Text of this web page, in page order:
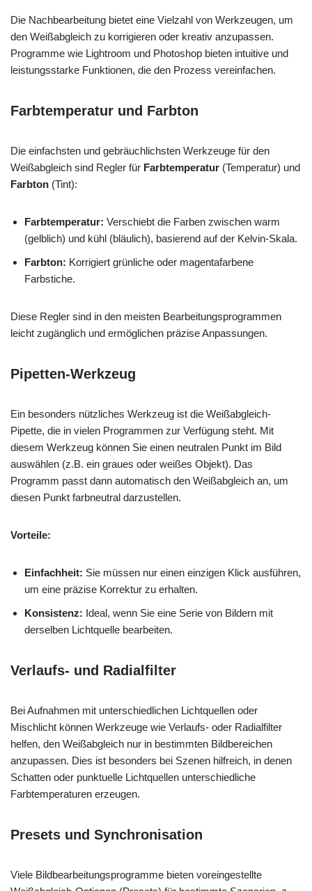
Die Nachbearbeitung bietet eine Vielzahl von Werkzeugen, um
den Weißabgleich zu korrigieren oder kreativ anzupassen.
Programme wie Lightroom und Photoshop bieten intuitive und
leistungsstarke Funktionen, die den Prozess vereinfachen.
Farbtemperatur und Farbton
Die einfachsten und gebräuchlichsten Werkzeuge für den
Weißabgleich sind Regler für Farbtemperatur (Temperatur) und
Farbton (Tint):
Farbtemperatur: Verschiebt die Farben zwischen warm
(gelblich) und kühl (bläulich), basierend auf der Kelvin-Skala.
Farbton: Korrigiert grünliche oder magentafarbene
Farbstiche.
Diese Regler sind in den meisten Bearbeitungsprogrammen
leicht zugänglich und ermöglichen präzise Anpassungen.
Pipetten-Werkzeug
Ein besonders nützliches Werkzeug ist die Weißabgleich-
Pipette, die in vielen Programmen zur Verfügung steht. Mit
diesem Werkzeug können Sie einen neutralen Punkt im Bild
auswählen (z.B. ein graues oder weißes Objekt). Das
Programm passt dann automatisch den Weißabgleich an, um
diesen Punkt farbneutral darzustellen.
Vorteile:
Einfachheit: Sie müssen nur einen einzigen Klick ausführen,
um eine präzise Korrektur zu erhalten.
Konsistenz: Ideal, wenn Sie eine Serie von Bildern mit
derselben Lichtquelle bearbeiten.
Verlaufs- und Radialfilter
Bei Aufnahmen mit unterschiedlichen Lichtquellen oder
Mischlicht können Werkzeuge wie Verlaufs- oder Radialfilter
helfen, den Weißabgleich nur in bestimmten Bildbereichen
anzupassen. Dies ist besonders bei Szenen hilfreich, in denen
Schatten oder punktuelle Lichtquellen unterschiedliche
Farbtemperaturen erzeugen.
Presets und Synchronisation
Viele Bildbearbeitungsprogramme bieten voreingestellte